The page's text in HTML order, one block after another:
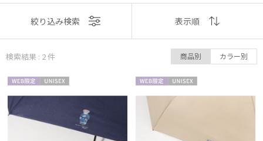
レディース メンズ
カテゴリー
表示
おすすめ
価格の高い
絞り込み検索 表示順
検索結果 : 2件 商品別 カラー別
定
X